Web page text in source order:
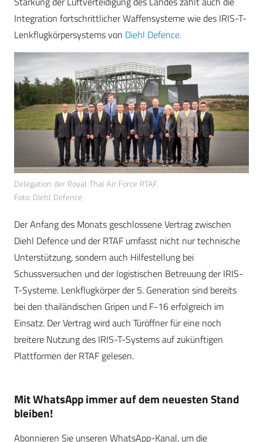
Integration fortschrittlicher Waffensysteme wie des IRIS-T-
Lenkflugkörpersystems von Diehl Defence.
Delegation der Royal Thai Air Force RTAF.
Foto: Diehl Defence
Der Anfang des Monats geschlossene Vertrag zwischen
Diehl Defence und der RTAF umfasst nicht nur technische
Unterstützung, sondern auch Hilfestellung bei
Schussversuchen und der logistischen Betreuung der IRIS-
T-Systeme. Lenkflugkörper der 5. Generation sind bereits
bei den thailändischen Gripen und F-16 erfolgreich im
Einsatz. Der Vertrag wird auch Türöffner für eine noch
breitere Nutzung des IRIS-T-Systems auf zukünftigen
Plattformen der RTAF gelesen.
Mit WhatsApp immer auf dem neuesten Stand
bleiben!
Abonnieren Sie unseren WhatsApp-Kanal, um die